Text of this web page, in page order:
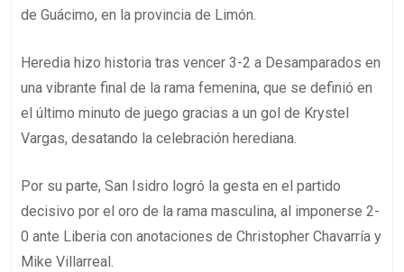
de Guácimo, en la provincia de Limón.
Heredia hizo historia tras vencer 3-2 a Desamparados en
una vibrante final de la rama femenina, que se definió en
el último minuto de juego gracias a un gol de Krystel
Vargas, desatando la celebración herediana.
Por su parte, San Isidro logró la gesta en el partido
decisivo por el oro de la rama masculina, al imponerse 2-
0 ante Liberia con anotaciones de Christopher Chavarría y
Mike Villarreal.